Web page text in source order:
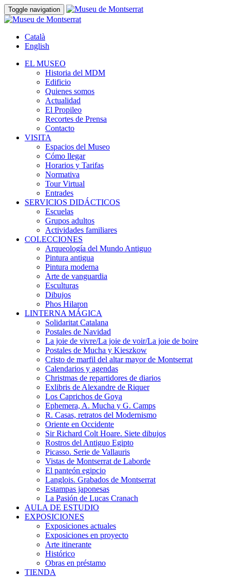
Toggle navigation
Català
English
EL MUSEO
Historia del MDM
Edificio
Quienes somos
Actualidad
El Propileo
Recortes de Prensa
Contacto
VISITA
Espacios del Museo
Cómo llegar
Horarios y Tarifas
Normativa
Tour Virtual
Entrades
SERVICIOS DIDÁCTICOS
Escuelas
Grupos adultos
Actividades familiares
COLECCIONES
Arqueología del Mundo Antiguo
Pintura antigua
Pintura moderna
Arte de vanguardia
Esculturas
Dibujos
Phos Hilaron
LINTERNA MÁGICA
Solidaritat Catalana
Postales de Navidad
La joie de vivre/La joie de voir/La joie de boire
Postales de Mucha y Kieszkow
Cristo de marfil del altar mayor de Montserrat
Calendarios y agendas
Christmas de repartidores de diarios
Exlibris de Alexandre de Riquer
Los Caprichos de Goya
Ephemera, A. Mucha y G. Camps
R. Casas, retratos del Modernismo
Oriente en Occidente
Sir Richard Colt Hoare. Siete dibujos
Rostros del Antiguo Egipto
Picasso. Serie de Vallauris
Vistas de Montserrat de Laborde
El panteón egipcio
Langlois. Grabados de Montserrat
Estampas japonesas
La Pasión de Lucas Cranach
AULA DE ESTUDIO
EXPOSICIONES
Exposiciones actuales
Exposiciones en proyecto
Arte itinerante
Histórico
Obras en préstamo
TIENDA